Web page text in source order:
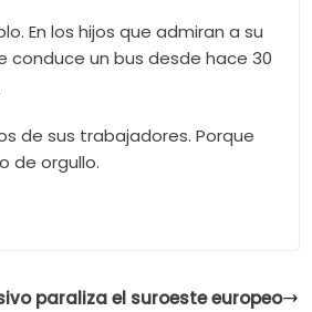
En los hijos que admiran a su
conduce un bus desde hace 30
de sus trabajadores. Porque
de orgullo.
paraliza el suroeste europeo